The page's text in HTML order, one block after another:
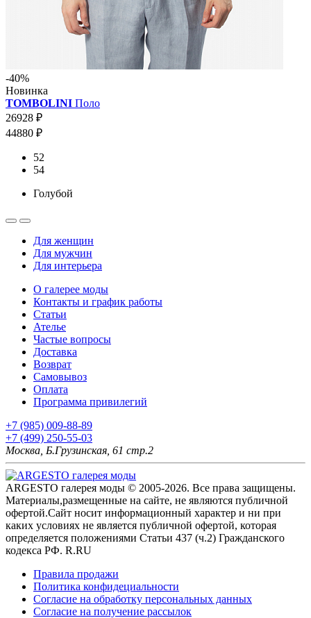
-40%
Новинка
TOMBOLINI Поло
26928 ₽
44880 ₽
52
54
Голубой
Для женщин
Для мужчин
Для интерьера
О галерее моды
Контакты и график работы
Статьи
Ателье
Частые вопросы
Доставка
Возврат
Самовывоз
Оплата
Программа привилегий
+7 (985) 009-88-89
+7 (499) 250-55-03
Москва, Б.Грузинская, 61 стр.2
ARGESTO галерея моды © 2005-2026. Все права защищены.
Материалы,размещенные на сайте, не являются публичной
офертой.Сайт носит информационный характер и ни при
каких условиях не является публичной офертой, которая
определяется положениями Статьи 437 (ч.2) Гражданского
кодекса РФ. R.RU
Правила продажи
Политика конфидециальности
Согласие на обработку персональных данных
Согласие на получение рассылок